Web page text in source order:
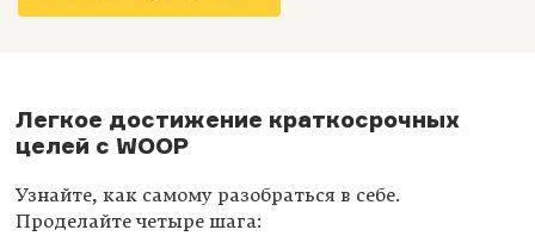
Легкое достижение краткосрочных
целей с WOOP
Узнайте, как самому разобраться в себе.
Проделайте четыре шага: